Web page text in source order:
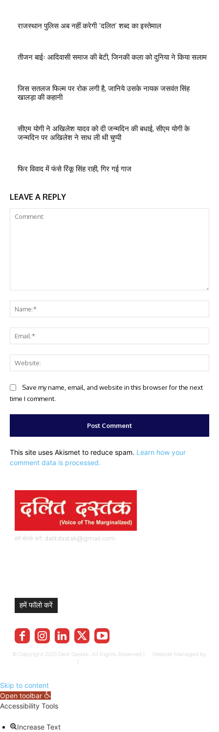
राजस्थान पुलिस अब नहीं करेगी ‘दलित’ शब्द का इस्तेमाल
तीजन बाईः आदिवासी समाज की बेटी, जिनकी कला को दुनिया ने किया सलाम
जिस सतलज फिल्म पर रोक लगी है, जानिये उसके नायक जसवंत सिंह
खालड़ा की कहानी
सीएम योगी ने अखिलेश यादव को दी जन्मदिन की बधाई, सीएम योगी के
जन्मदिन पर अखिलेश ने साध ली थी चुप्पी
फिर विवाद में फंसे रिंकू सिंह राही, गिर गई गाज
LEAVE A REPLY
Save my name, email, and website in this browser for the next
time I comment.
This site uses Akismet to reduce spam. Learn how your
comment data is processed.
हमें संपर्क करें: dalitdastak@gmail.com
हमें फॉलो करें
© Copyright 2025 Dalit Dastak. All Rights Reserved | Website Managed by
|
Skip to content
Open toolbar
Accessibility Tools
Increase Text